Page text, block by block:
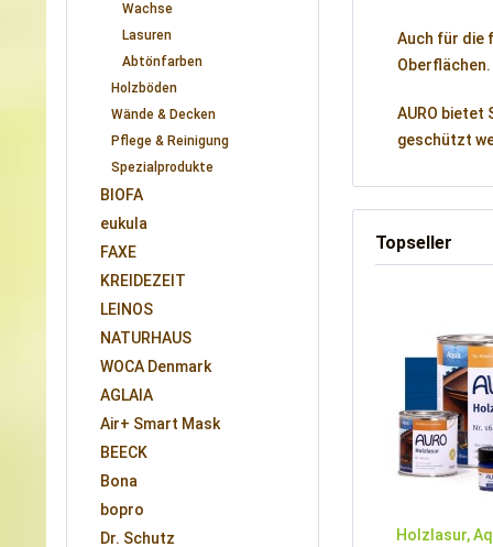
Wachse
Lasuren
Abtönfarben
Holzböden
Wände & Decken
Pflege & Reinigung
Spezialprodukte
BIOFA
eukula
FAXE
KREIDEZEIT
LEINOS
NATURHAUS
WOCA Denmark
AGLAIA
Air+ Smart Mask
BEECK
Bona
bopro
Dr. Schutz
Auch für die
Oberflächen.
AURO bietet
geschützt
Topseller
Holzlasur,